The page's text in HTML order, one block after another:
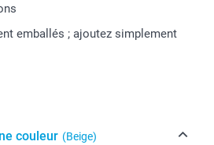
emballés ; ajoutez simplement
couleur (Beige)